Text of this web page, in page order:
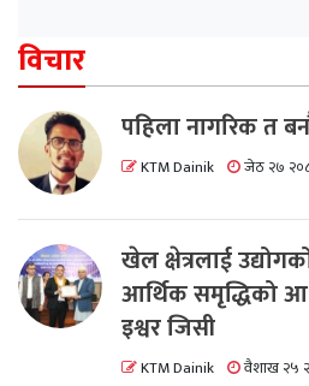
विचार
पहिला नागरिक त
KTM Dainik जेठ २७
खेल क्षेत्रलाई
आर्थिक समृद्धिको
इश्वर जिसी
KTM Dainik वैशाख २५